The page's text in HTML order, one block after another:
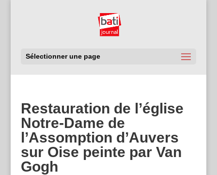
Sélectionner une page
Restauration de l’église
Notre-Dame de
l’Assomption d’Auvers
sur Oise peinte par Van
Gogh